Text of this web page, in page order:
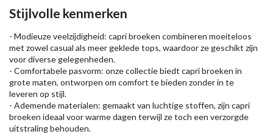
Stijlvolle kenmerken
- Modieuze veelzijdigheid: capri broeken combineren moeiteloos
met zowel casual als meer geklede tops, waardoor ze geschikt zijn
voor diverse gelegenheden.
- Comfortabele pasvorm: onze collectie biedt capri broeken in
grote maten, ontworpen om comfort te bieden zonder in te
leveren op stijl.
- Ademende materialen: gemaakt van luchtige stoffen, zijn capri
broeken ideaal voor warme dagen terwijl ze toch een verzorgde
uitstraling behouden.